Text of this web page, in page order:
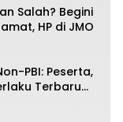
Salah? Begini
HP di JMO
PBI: Peserta,
Terbaru